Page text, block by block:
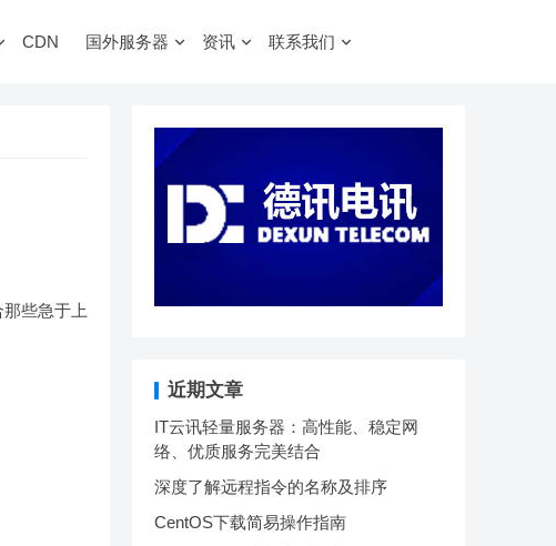
CDN 国外服务器 资讯 联系我们
些急于上
近期文章
IT云讯轻量服务器：高性能、稳定网
络、优质服务完美结合
深度了解远程指令的名称及排序
CentOS下载简易操作指南